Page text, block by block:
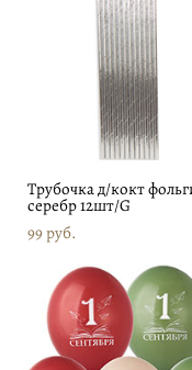
Трубочка д/кокт
серебр 12шт/G
99 pуб.